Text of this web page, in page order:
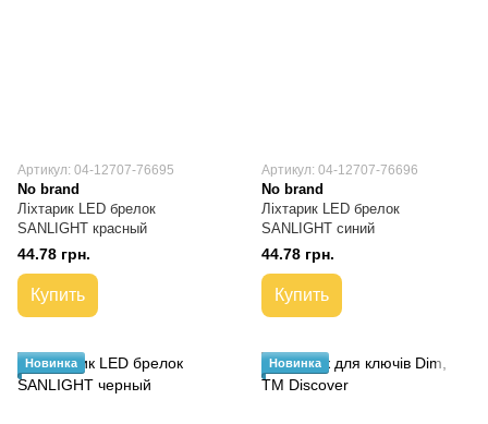
Артикул: 04-12707-76695
No brand
Ліхтарик LED брелок
SANLIGHT красный
44.78 грн.
Купить
Артикул: 04-12707-76696
No brand
Ліхтарик LED брелок
SANLIGHT синий
44.78 грн.
Купить
Новинка Новинка